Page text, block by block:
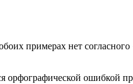
примерах нет
орфографической ошибкой